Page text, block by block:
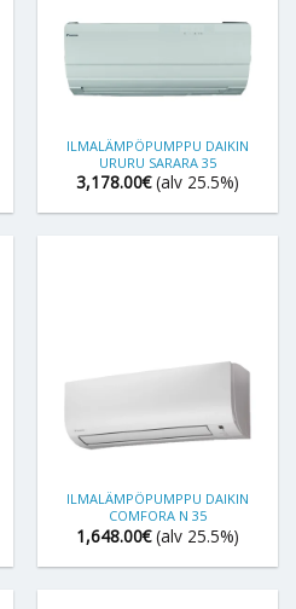
ILMALÄMPÖPUMPPU DAIKIN
URURU SARARA 35
3,178.00€ (alv 25.5%)
ILMALÄMPÖPUMPPU DAIKIN
COMFORA N 35
1,648.00€ (alv 25.5%)